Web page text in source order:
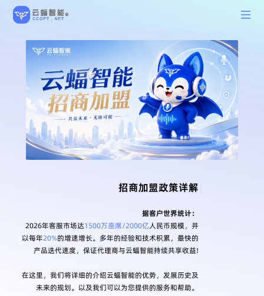
据客户世界统计：
2026年客服市场达1500万座席/2000亿人民币规模，并
以每年20%的增速增长。多年的经验和技术积累，最快的
产品迭代速度，保证代理商与云蝠智能持续共享收益!
在这里，我们将详细的介绍云蝠智能的优势，发展历史及
未来的规划。以及我们可以为您提供的服务和帮助。